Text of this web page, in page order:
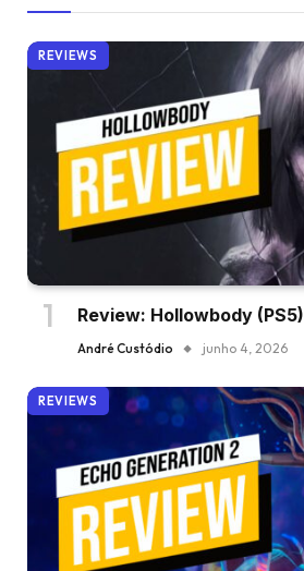
REVIEWS
Review: Hollowbody (PS5)
André Custódio junho 4, 2026
REVIEWS